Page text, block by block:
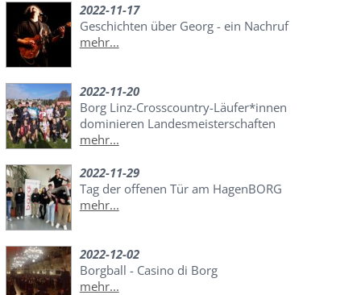
2022-11-17
Geschichten über Georg - ein Nachruf
mehr...
2022-11-20
Borg Linz-Crosscountry-Läufer*innen
dominieren Landesmeisterschaften
mehr...
2022-11-29
Tag der offenen Tür am HagenBORG
mehr...
2022-12-02
Borgball - Casino di Borg
mehr...